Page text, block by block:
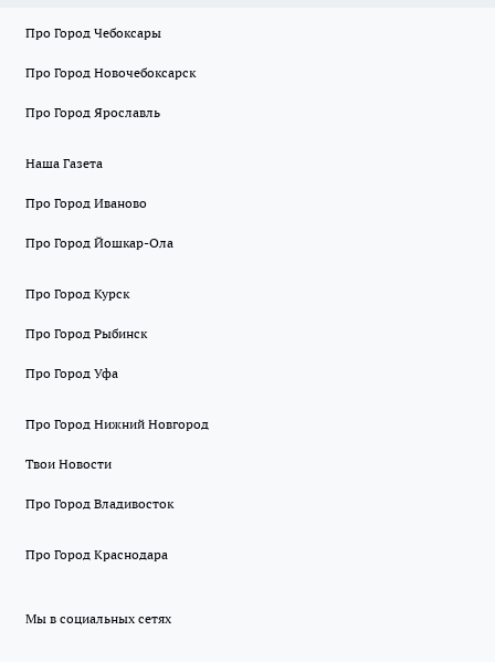
Про Город Чебоксары
Про Город Новочебоксарск
Про Город Ярославль
Наша Газета
Про Город Иваново
Про Город Йошкар-Ола
Про Город Курск
Про Город Рыбинск
Про Город Уфа
Про Город Нижний Новгород
Твои Новости
Про Город Владивосток
Про Город Краснодара
Мы в социальных сетях